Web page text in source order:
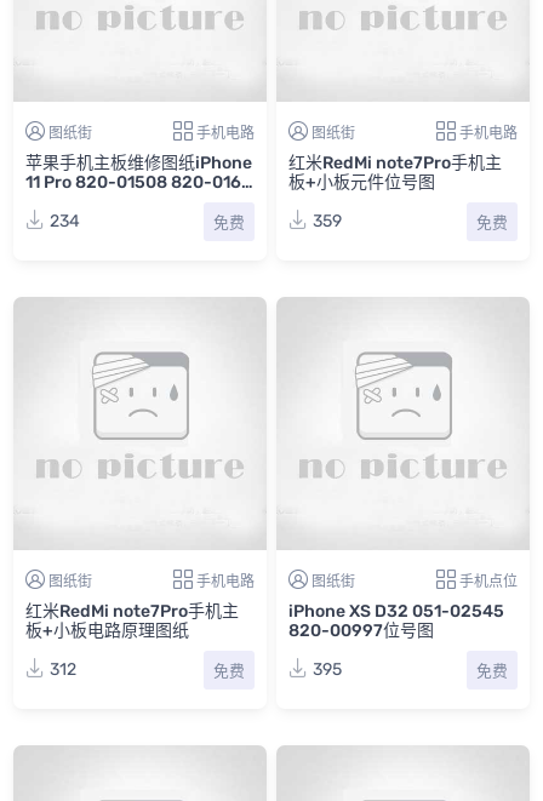
图纸街 手机电路
苹果手机主板维修图纸iPhone
11 Pro 820-01508 820-0168
234
免费
图纸街 手机电路
红米RedMi note7Pro手机主
板+小板元件位号图
359
免费
图纸街 手机电路
红米RedMi note7Pro手机主
板+小板电路原理图纸
312
免费
图纸街 手机点位
iPhone XS D32 051-02545
820-00997位号图
395
免费